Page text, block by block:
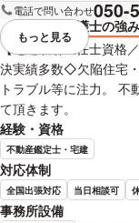
電話で問い合わせ050-
弁護士の強み
【宅建取引主任士資格
決実績多数◇欠陥住宅
トラブル等に注力。
て頂きます。
経験・資格
不動産鑑定士・宅建
対応体制
全国出張対応 当日相談可
事務所設備
視覚的に省略され
もっと見る